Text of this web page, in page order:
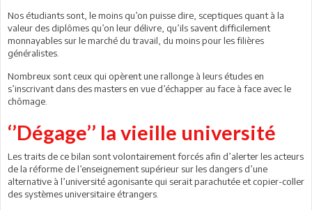
Nos étudiants sont, le moins qu’on puisse dire, sceptiques quant à la
valeur des diplômes qu’on leur délivre, qu’ils savent difficilement
monnayables sur le marché du travail, du moins pour les filières
généralistes.
Nombreux sont ceux qui opèrent une rallonge à leurs études en
s’inscrivant dans des masters en vue d’échapper au face à face avec le
chômage.
‘’Dégage’’ la vieille université
Les traits de ce bilan sont volontairement forcés afin d’alerter les acteurs
de la réforme de l’enseignement supérieur sur les dangers d’une
alternative à l’université agonisante qui serait parachutée et copier-coller
des systèmes universitaire étrangers.